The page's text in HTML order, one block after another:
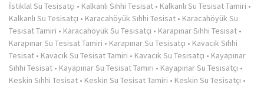
İstiklal Su Tesisatçı • Kalkanlı Sıhhi Tesisat • Kalkanlı Su Tesisat Tamiri •
Kalkanlı Su Tesisatçı • Karacahöyük Sıhhi Tesisat • Karacahöyük Su
Tesisat Tamiri • Karacahöyük Su Tesisatçı • Karapınar Sıhhi Tesisat •
Karapınar Su Tesisat Tamiri • Karapınar Su Tesisatçı • Kavacık Sıhhi
Tesisat • Kavacık Su Tesisat Tamiri • Kavacık Su Tesisatçı • Kayapınar
Sıhhi Tesisat • Kayapınar Su Tesisat Tamiri • Kayapınar Su Tesisatçı •
Keskin Sıhhi Tesisat • Keskin Su Tesisat Tamiri • Keskin Su Tesisatçı •